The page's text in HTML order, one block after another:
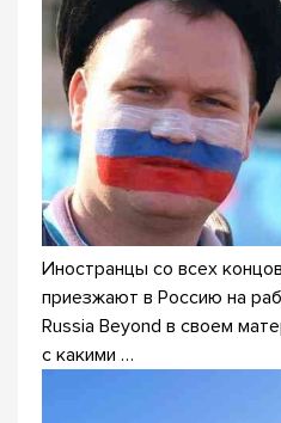
Иностранцы со всех
приезжают в Россию на
Russia Beyond в своем
с какими …